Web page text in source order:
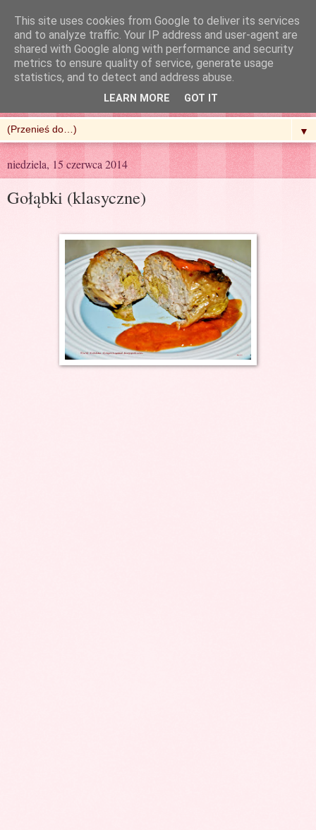
R'n'G Kitchen
▼
niedziela, 15 czerwca 2014
Gołąbki (klasyczne)
This site uses cookies from Google to deliver its services
and to analyze traffic. Your IP address and user-agent are
shared with Google along with performance and security
metrics to ensure quality of service, generate usage
statistics, and to detect and address abuse.
LEARN MORE GOT IT